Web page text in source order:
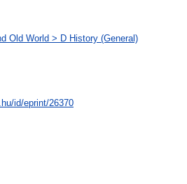
Old World > D History (General)
id/eprint/26370